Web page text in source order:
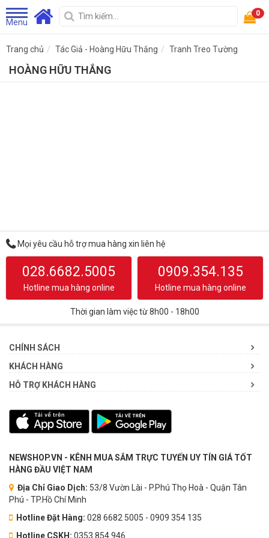
Menu
0
Trang chủ Tác Giả - Hoàng Hữu Thắng Tranh Treo Tường
HOÀNG HỮU THẮNG
Mọi yêu cầu hỗ trợ mua hàng xin liên hệ
028.6682.5005
Hotline mua hàng online
0909.354.135
Hotline mua hàng online
Thời gian làm việc từ 8h00 - 18h00
CHÍNH SÁCH
KHÁCH HÀNG
HỖ TRỢ KHÁCH HÀNG
NEWSHOP.VN - KÊNH MUA SẮM TRỰC TUYẾN UY TÍN GIÁ TỐT
HÀNG ĐẦU VIỆT NAM
Địa Chỉ Giao Dịch: 53/8 Vườn Lài - P.Phú Thọ Hoà - Quận Tân
Phú - TP.Hồ Chí Minh
Hotline Đặt Hàng: 028 6682 5005 - 0909 354 135
Hotline CSKH: 0353.854.946